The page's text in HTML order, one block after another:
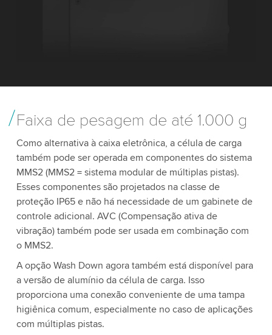
Faixa de pesagem de até 1.000 g
Como alternativa à caixa eletrônica, a célula de carga
também pode ser operada em componentes do sistema
MMS2 (MMS2 = sistema modular de múltiplas pistas).
Esses componentes são projetados na classe de
proteção IP65 e não há necessidade de um gabinete de
controle adicional. AVC (Compensação ativa de
vibração) também pode ser usada em combinação com
o MMS2.
A opção Wash Down agora também está disponível para
a versão de alumínio da célula de carga. Isso
proporciona uma conexão conveniente de uma tampa
higiênica comum, especialmente no caso de aplicações
com múltiplas pistas.